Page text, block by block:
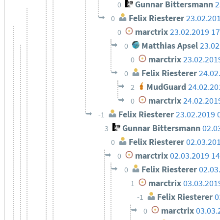
0 Gunnar Bittersmann
0 Felix Riesterer
0 marctrix23.02.2019
0 Matthias Apsel
0 marctrix
0 Felix Riesterer
2 MudGuard
0 marctrix
-1 Felix Riesterer 23.02.2019
3 Gunnar Bittersmann
0 Felix Riesterer
0 marctrix02.03.2019
0 Felix Riesterer
1 marctrix
-1 Felix Riesterer
0 marctrix